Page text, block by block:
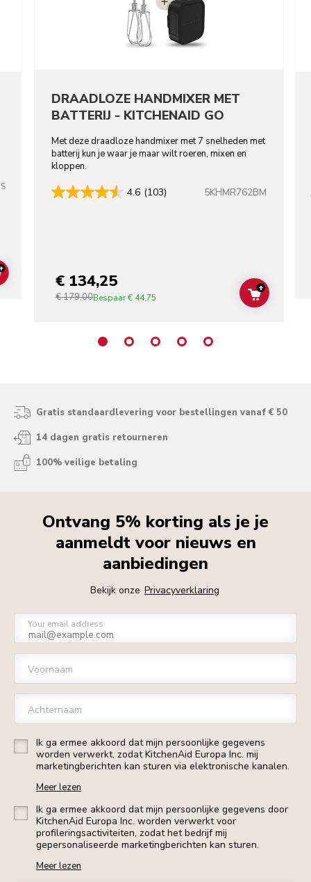
ADD TO CART
DRAADLOZE HANDMIXER MET
BATTERIJ - KITCHENAID GO
Met deze draadloze handmixer met 7 snelheden met
batterij kun je waar je maar wilt roeren, mixen en
kloppen.
4.6 (103) 5KHMR762BM
€ 134,25
€ 179,00Bespaar€ 44,75 ADD TO
+
Gratis standaardlevering voor bestellingen vanaf € 50
14 dagen gratis retourneren
100% veilige betaling
Ontvang 5% korting als je je
aanmeldt voor nieuws en
aanbiedingen
Bekijk onze Privacyverklaring
Your email address
Voornaam
Achternaam
Ik ga ermee akkoord dat mijn persoonlijke gegevens
worden verwerkt, zodat KitchenAid Europa Inc. mij
marketingberichten kan sturen via elektronische kanalen.
Meer lezen
Ik ga ermee akkoord dat mijn persoonlijke gegevens door
KitchenAid Europa Inc. worden verwerkt voor
profileringsactiviteiten, zodat het bedrijf mij
gepersonaliseerde marketingberichten kan sturen.
Meer lezen